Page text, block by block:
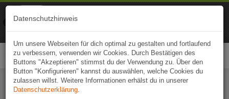
Datenschutzhinweis
Um unsere Webseiten für dich optimal zu gestalten und fortlaufend
zu verbessern, verwenden wir Cookies. Durch Bestätigen des
Buttons "Akzeptieren" stimmst du der Verwendung zu. Über den
Button "Konfigurieren" kannst du auswählen, welche Cookies du
zulassen willst. Weitere Informationen erhälst du in unserer
Datenschutzerklärung.
Naviki